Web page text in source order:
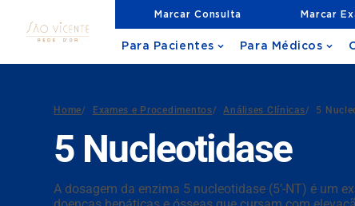
Marcar Consulta Marcar
Para Pacientes Para Médicos
Home/ Exames e Procedimentos/ Análises Clínicas/ 5
5 Nucleotidase
A dosagem da enzima 5 nucleotidase (5’-NT) é um